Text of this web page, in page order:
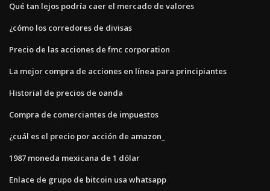
Qué tan lejos podría caer el mercado de valores
¿cómo los corredores de divisas
Precio de las acciones de fmc corporation
La mejor compra de acciones en línea para principiantes
Historial de precios de oanda
Compra de comerciantes de impuestos
¿cuál es el precio por acción de amazon_
1987 moneda mexicana de 1 dólar
Enlace de grupo de bitcoin usa whatsapp